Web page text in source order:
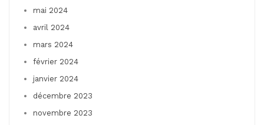
mai 2024
avril 2024
mars 2024
février 2024
janvier 2024
décembre 2023
novembre 2023